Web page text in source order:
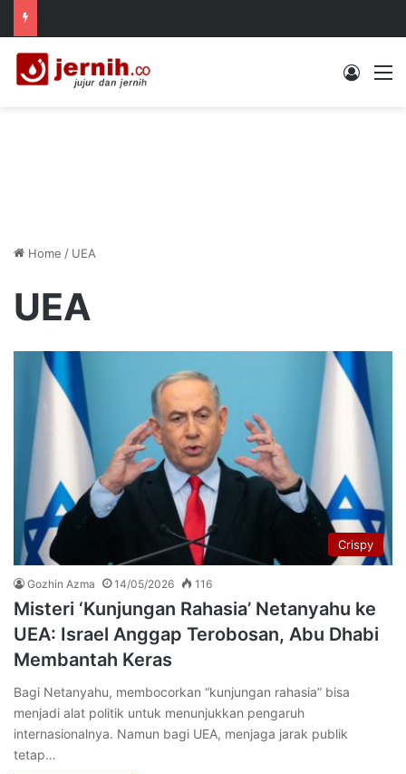
Log In
Home / UEA
UEA
Crispy
Gozhin Azma 14/05/2026 116
Misteri ‘Kunjungan Rahasia’ Netanyahu ke
UEA: Israel Anggap Terobosan, Abu Dhabi
Membantah Keras
Bagi Netanyahu, membocorkan “kunjungan rahasia” bisa
menjadi alat politik untuk menunjukkan pengaruh
internasionalnya. Namun bagi UEA, menjaga jarak publik
tetap…